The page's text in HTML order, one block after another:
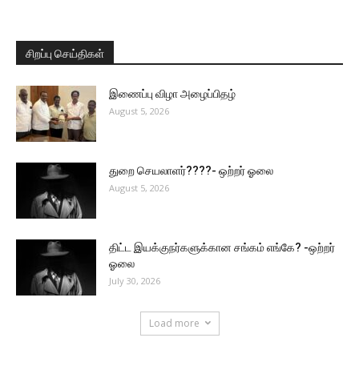
சிறப்பு செய்திகள்
இணைப்பு விழா அழைப்பிதழ்
August 5, 2026
துறை செயலாளர்????- ஒற்றர் ஓலை
August 5, 2026
திட்ட இயக்குநர்களுக்கான சங்கம் எங்கே? -ஒற்றர்
ஓலை
July 30, 2026
Load more